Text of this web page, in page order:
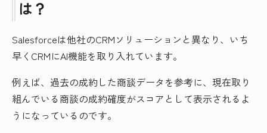
は？
Salesforceは他社のCRMソリューションと異なり、いち
早くCRMにAI機能を取り入れています。
例えば、過去の成約した商談データを参考に、現在取り
組んでいる商談の成約確度がスコアとして表示されるよ
うになっているのです。